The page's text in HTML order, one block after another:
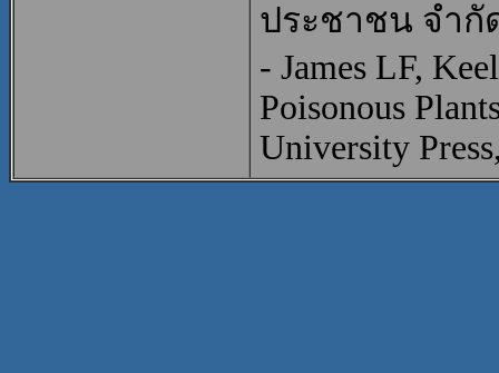
ประชาชน จำกั
- James LF,
Poisonous
University